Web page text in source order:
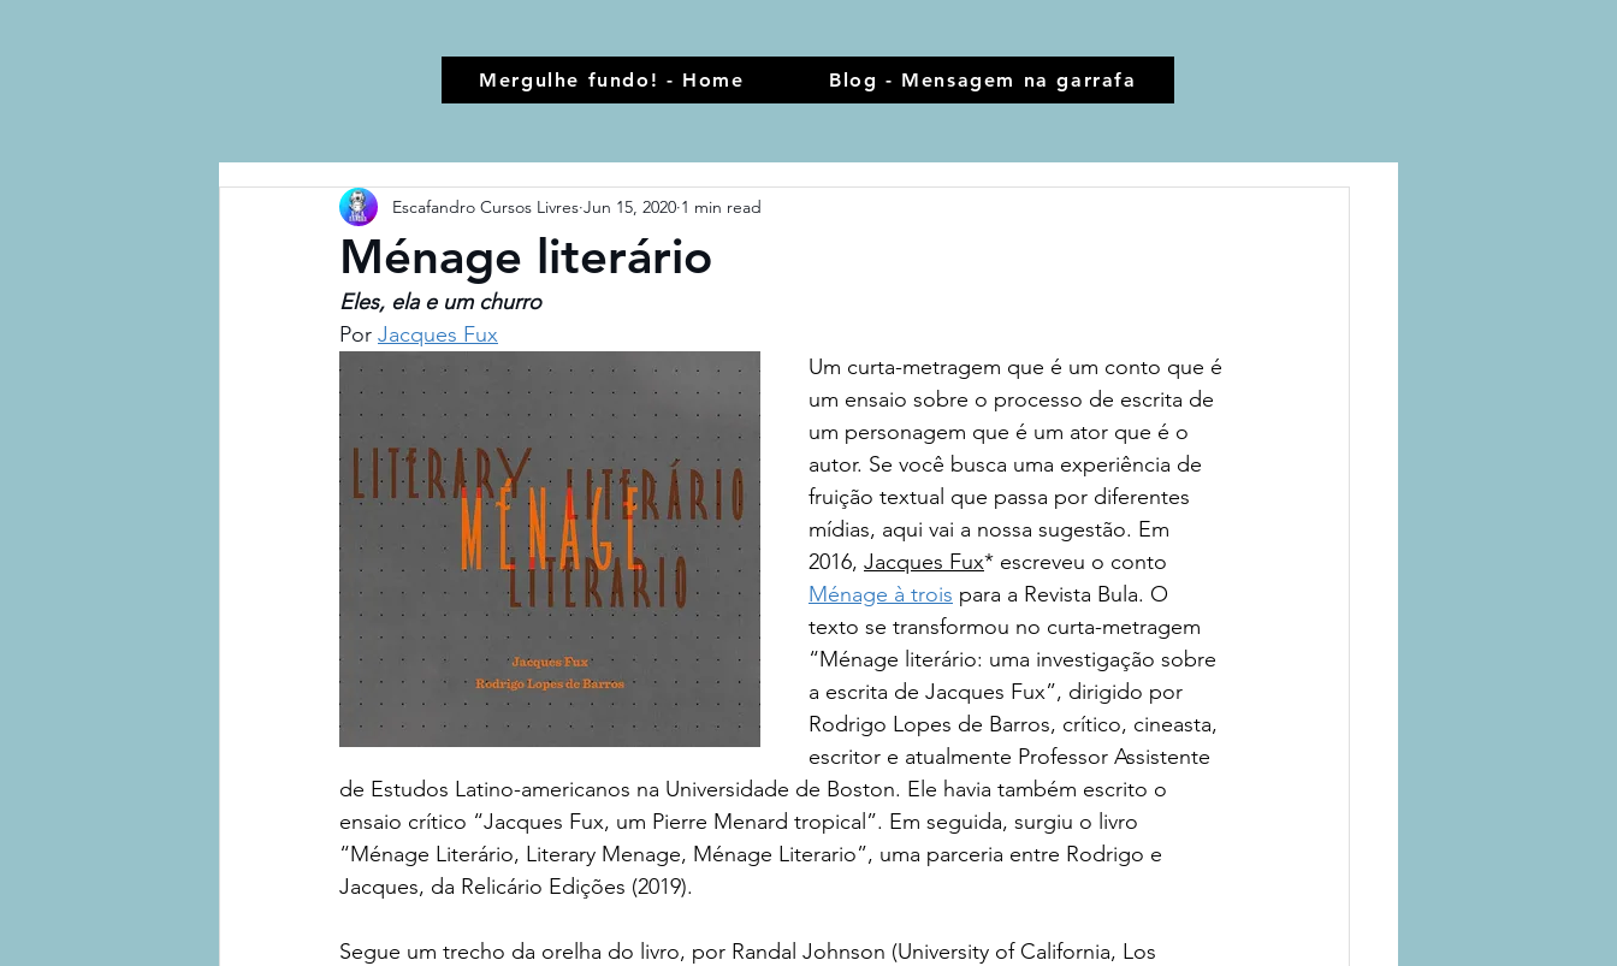
Mergulhe fundo! - Home Blog - Mensagem na garrafa
Ménage literário
Escafandro Cursos Livres Jun 15, 2020 1 min read
Eles, ela e um churro
Por Jacques Fux
Um curta-metragem que é um conto que é
um ensaio sobre o processo de escrita de
um personagem que é um ator que é o
autor. Se você busca uma experiência de
fruição textual que passa por diferentes
mídias, aqui vai a nossa sugestão. Em
2016, Jacques Fux* escreveu o conto
Ménage à trois para a Revista Bula. O
texto se transformou no curta-metragem
“Ménage literário: uma investigação sobre
a escrita de Jacques Fux”, dirigido por
Rodrigo Lopes de Barros, crítico, cineasta,
escritor e atualmente Professor Assistente
de Estudos Latino-americanos na Universidade de Boston. Ele havia também escrito o
ensaio crítico “Jacques Fux, um Pierre Menard tropical”. Em seguida, surgiu o livro
“Ménage Literário, Literary Menage, Ménage Literario”, uma parceria entre Rodrigo e
Jacques, da Relicário Edições (2019).
Segue um trecho da orelha do livro, por Randal Johnson (University of California, Los